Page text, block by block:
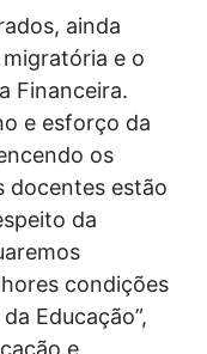
ainda
e o
Financeira.
e esforço da
os
docentes estão
da
condições
Educação”,
e